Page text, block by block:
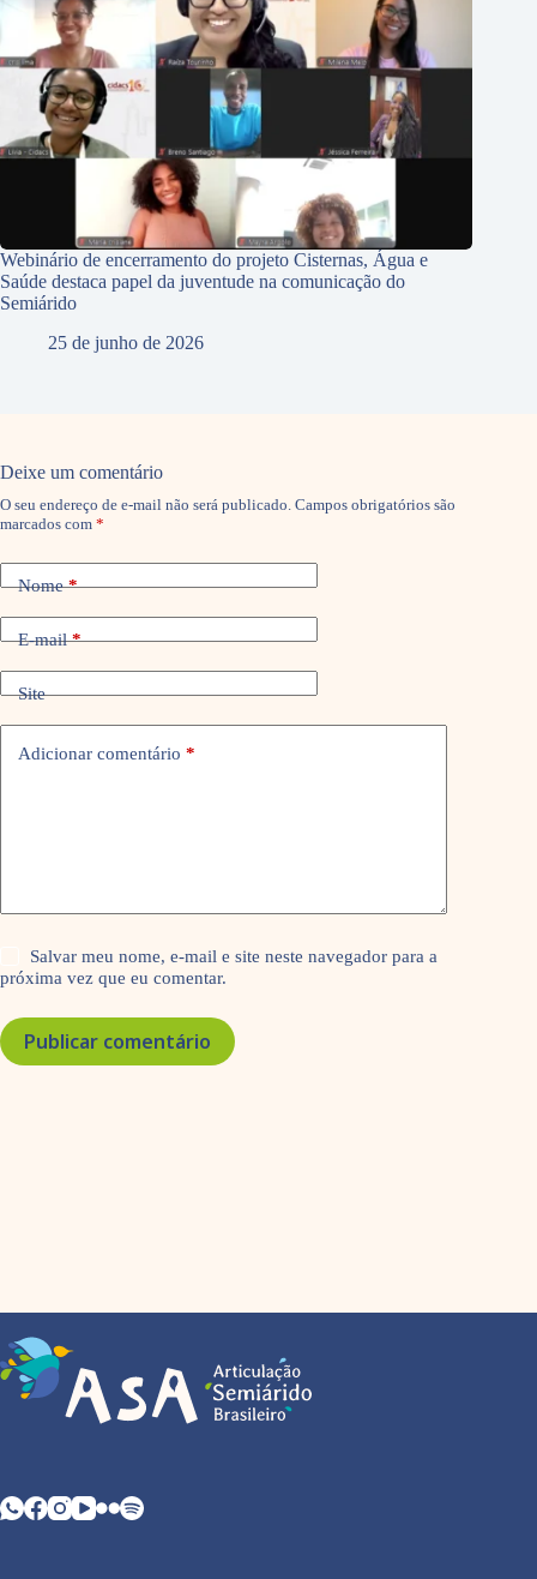
Webinário de encerramento do projeto Cisternas, Água e
Saúde destaca papel da juventude na comunicação do
Semiárido
25 de junho de 2026
Deixe um comentário
O seu endereço de e-mail não será publicado. Campos obrigatórios são
marcados com *
Nome*
E-mail*
Site
Adicionar comentário *
Salvar meu nome, e-mail e site neste navegador para a
próxima vez que eu comentar.
Publicar comentário